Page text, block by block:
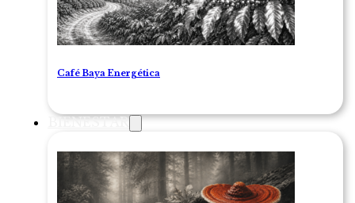
Café Baya Energética
BIENESTAR